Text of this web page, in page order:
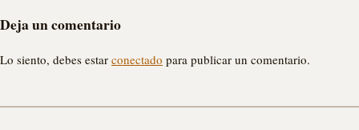
Deja un comentario
Lo siento, debes estar conectado para publicar un comentario.